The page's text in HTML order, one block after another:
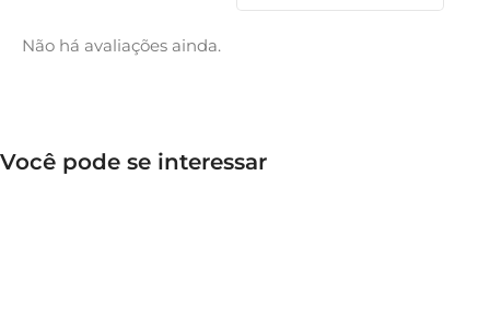
Não há avaliações ainda.
Você pode se interessar